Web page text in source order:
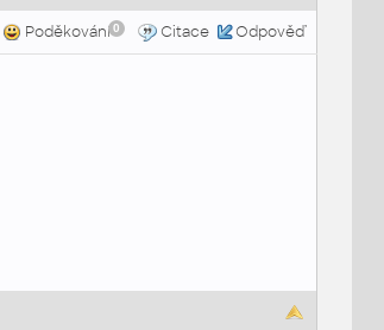
Poděkování 0 Citace Odpověď